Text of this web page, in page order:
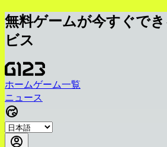
無料ゲームが今すぐで
ビス
ホームゲーム一覧
ニュース